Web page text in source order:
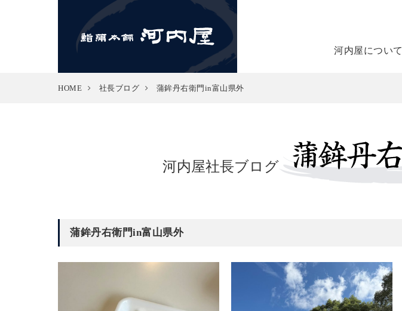
河内屋について
HOME 社長ブログ 蒲鉾丹右衛門in富山県外
河内屋社長ブログ
蒲鉾丹右衛門in富山県外